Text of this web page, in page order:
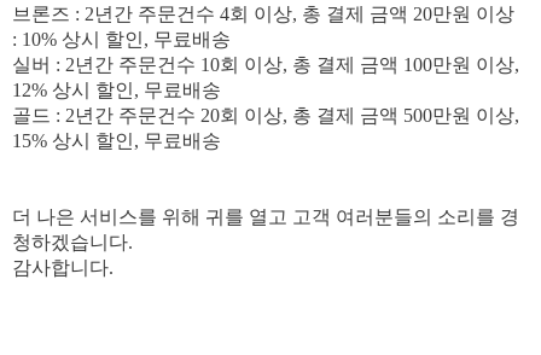
브론즈 : 2년간 주문건수 4회 이상, 총 결제 금액 20만원 이상
: 10% 상시
할인, 무료배송
실버 : 2년간 주문건수 10회 이상, 총 결제 금액 100만원 이상,
12% 상시
할인, 무료배송
골드 : 2년간 주문건수 20회 이상, 총 결제 금액 500만원 이상,
15% 상시 할인, 무료배송
더 나은 서비스를 위해 귀를 열고 고객 여러분들의 소리를 경
청하겠습니다.
감사합니다.